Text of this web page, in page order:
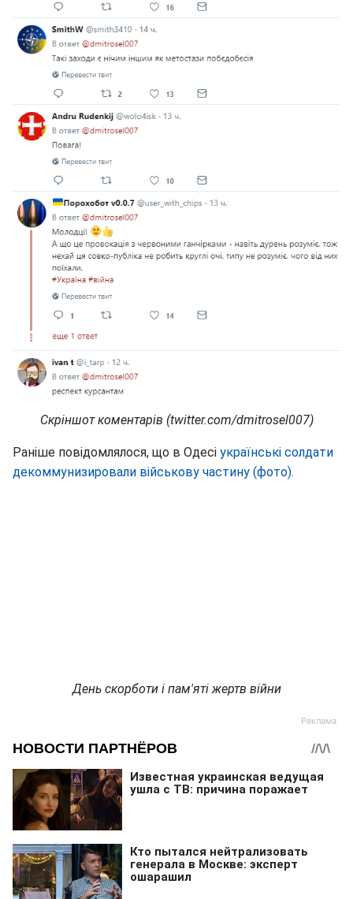
Скріншот коментарів (twitter.com/dmitrosel007)
Раніше повідомлялося, що в Одесі українські солдати
декоммунизировали військову частину (фото).
День скорботи і пам'яті жертв війни